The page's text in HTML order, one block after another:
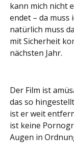
kann mich nicht
endet – da muss
natürlich muss
mit Sicherheit
nächsten Jahr.
Der Film ist
das so
ist er weit
ist keine
Augen in